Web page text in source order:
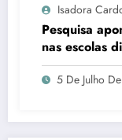
Isadora
Pesquisa
nas escolas
estudantes
5 De Julho